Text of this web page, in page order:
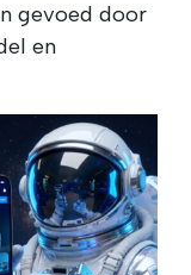
gevoed door
en